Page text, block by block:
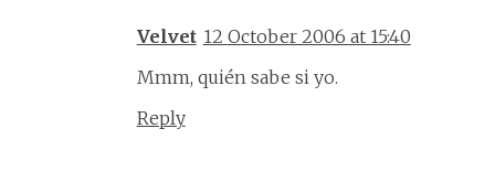
Velvet 12 October 2006 at 15:40
Mmm, quién sabe si yo.
Reply